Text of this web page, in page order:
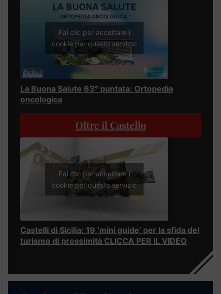
Fai clic per accettare i
cookie per questo servizio
La Buona Salute 63° puntata: Ortopedia
oncologica
Oltre il Castello
Fai clic per accettare i
cookie per questo servizio
Castelli di Sicilia: 19 ‘mini guide’ per la sfida del
turismo di prossimità CLICCA PER IL VIDEO